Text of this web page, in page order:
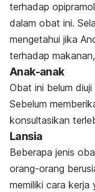
terhadap
dalam obat ini.
mengetahui jika
terhadap
Anak-anak
Obat ini belum
Sebelum
konsultasikan
Lansia
Beberapa jenis
orang-orang
memiliki cara